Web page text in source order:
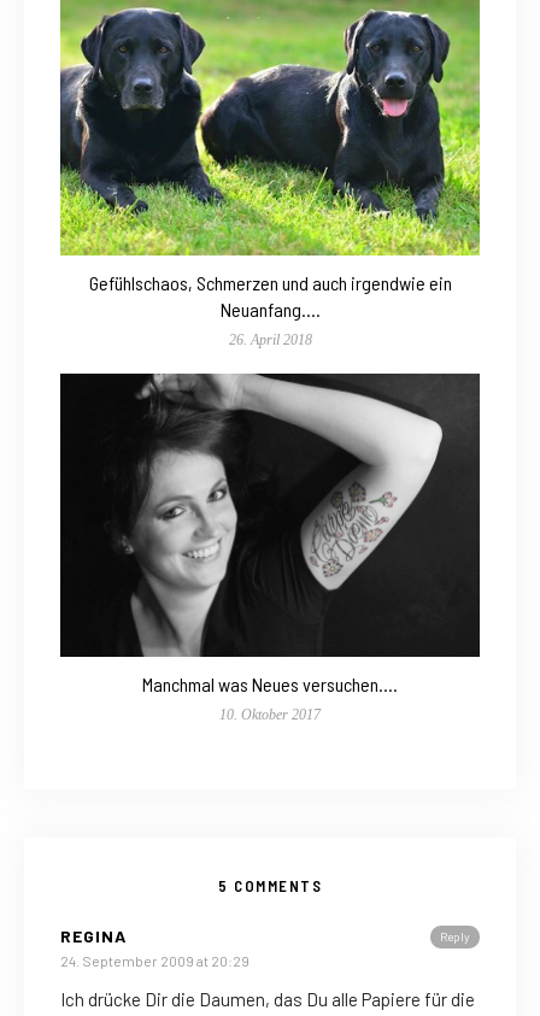
Gefühlschaos, Schmerzen und auch irgendwie ein
Neuanfang….
26. April 2018
Manchmal was Neues versuchen….
10. Oktober 2017
5 COMMENTS
Reply
REGINA
24. September 2009 at 20:29
Ich drücke Dir die Daumen, das Du alle Papiere für die